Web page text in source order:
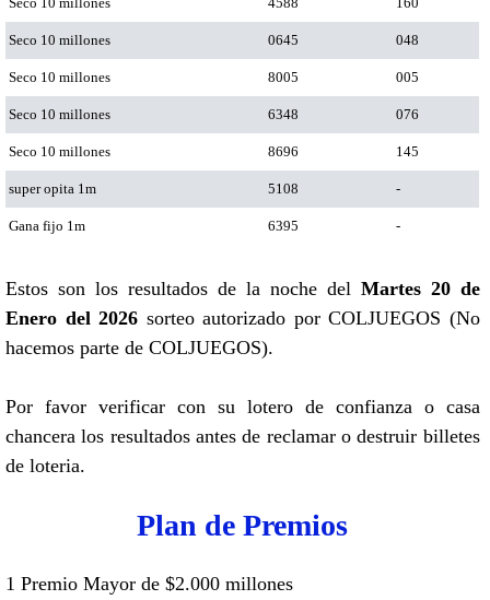
Seco 10 millones 0645 048
Seco 10 millones 8005 005
Seco 10 millones 6348 076
Seco 10 millones 8696 145
super opita 1m 5108 -
Gana fijo 1m 6395 -
Estos son los resultados de la noche del Martes 20 de
Enero del 2026 sorteo autorizado por COLJUEGOS (No
hacemos parte de COLJUEGOS).
Por favor verificar con su lotero de confianza o casa
chancera los resultados antes de reclamar o destruir billetes
de loteria.
Plan de Premios
1 Premio Mayor de $2.000 millones